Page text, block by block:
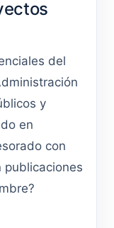
del
y
en
con
publicaciones